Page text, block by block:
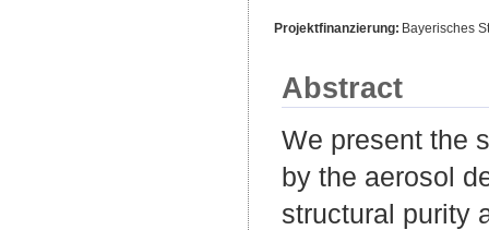
Projektfinanzierung: Bayerisches
Abstract
We present the
by the aerosol
structural purity